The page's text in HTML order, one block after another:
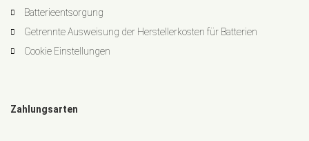
Batterieentsorgung
Getrennte Ausweisung der Herstellerkosten für Batterien
Cookie Einstellungen
Zahlungsarten